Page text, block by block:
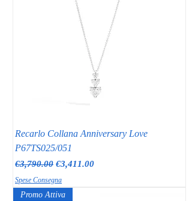
Recarlo Collana Anniversary Love
P67TS025/051
Regular Price
€3,790.00 Sale Price
€3,411.00
Spese Consegna
Promo Attiva